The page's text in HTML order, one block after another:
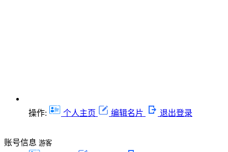
操作: 个人主页 编辑名片 退出登录
账号信息 游客